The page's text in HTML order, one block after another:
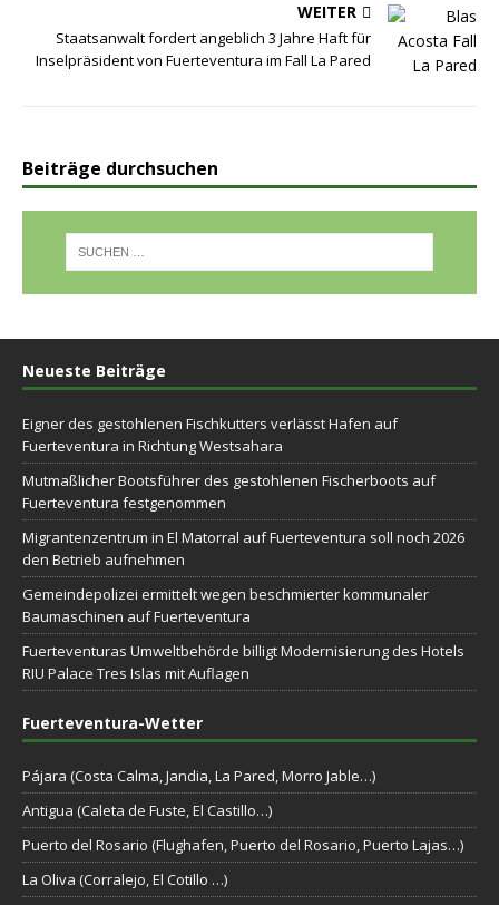
WEITER
Staatsanwalt fordert angeblich 3 Jahre Haft für
Inselpräsident von Fuerteventura im Fall La Pared
Beiträge durchsuchen
Neueste Beiträge
Eigner des gestohlenen Fischkutters verlässt Hafen auf
Fuerteventura in Richtung Westsahara
Mutmaßlicher Bootsführer des gestohlenen Fischerboots auf
Fuerteventura festgenommen
Migrantenzentrum in El Matorral auf Fuerteventura soll noch 2026
den Betrieb aufnehmen
Gemeindepolizei ermittelt wegen beschmierter kommunaler
Baumaschinen auf Fuerteventura
Fuerteventuras Umweltbehörde billigt Modernisierung des Hotels
RIU Palace Tres Islas mit Auflagen
Fuerteventura-Wetter
Pájara (Costa Calma, Jandia, La Pared, Morro Jable…)
Antigua (Caleta de Fuste, El Castillo…)
Puerto del Rosario (Flughafen, Puerto del Rosario, Puerto Lajas…)
La Oliva (Corralejo, El Cotillo …)